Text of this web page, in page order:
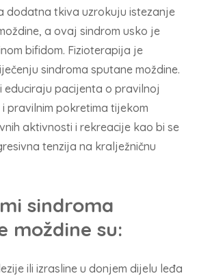
dodatna tkiva uzrokuju istezanje
a ovaj sindrom usko je
bifidom. Fizioterapija je
sindroma sputane moždine.
educiraju pacijenta o pravilnoj
pravilnim pokretima tijekom
aktivnosti i rekreacije kao bi se
tenzija na kralježničnu
sindroma
moždine su:
ili izrasline u donjem dijelu leđa